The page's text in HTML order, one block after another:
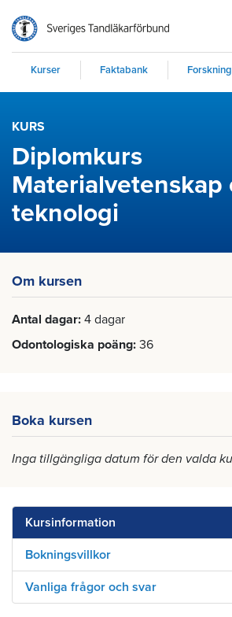
Kurser Faktabank Forskning
KURS
Diplomkurs
Materialvetenskap
teknologi
Om kursen
Antal dagar 4 dagar
Odontologiska poäng 36
Boka kursen
Inga tillgängliga datum för den valda
Kursinformation
Bokningsvillkor
Vanliga frågor och svar